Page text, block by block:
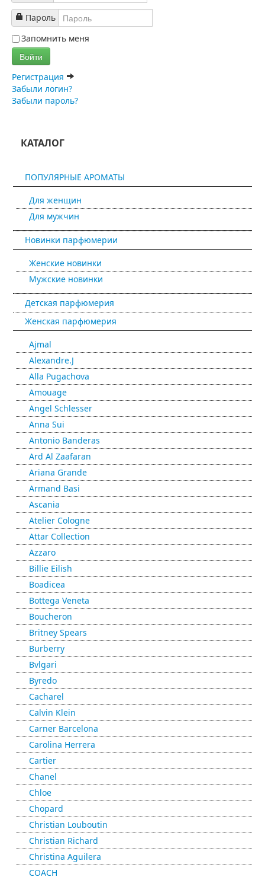
Пароль
Запомнить меня
Войти
Регистрация
Забыли логин?
Забыли пароль?
КАТАЛОГ
ПОПУЛЯРНЫЕ АРОМАТЫ
Для женщин
Для мужчин
Новинки парфюмерии
Женские новинки
Мужские новинки
Детская парфюмерия
Женская парфюмерия
Ajmal
Alexandre.J
Alla Pugachova
Amouage
Angel Schlesser
Anna Sui
Antonio Banderas
Ard Al Zaafaran
Ariana Grande
Armand Basi
Ascania
Atelier Cologne
Attar Collection
Azzaro
Billie Eilish
Boadicea
Bottega Veneta
Boucheron
Britney Spears
Burberry
Bvlgari
Byredo
Cacharel
Calvin Klein
Carner Barcelona
Carolina Herrera
Cartier
Chanel
Chloe
Chopard
Christian Louboutin
Christian Richard
Christina Aguilera
COACH